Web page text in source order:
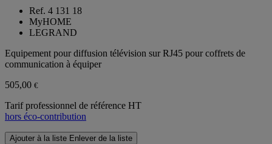
Ref. 4 131 18
MyHOME
LEGRAND
Equipement pour diffusion télévision sur RJ45 pour coffrets de
communication à équiper
505,00 €
Tarif professionnel de référence HT
hors éco-contribution
Ajouter à la liste Enlever de la liste